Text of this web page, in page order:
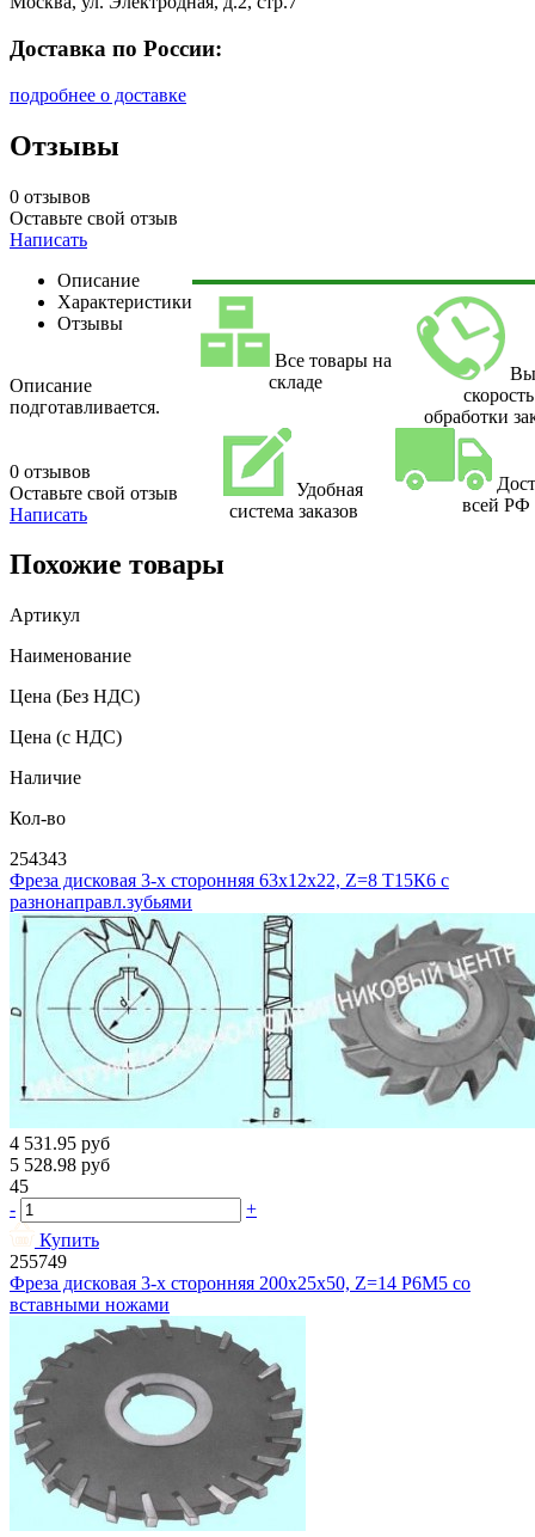
Доставка по России:
подробнее о доставке
Отзывы
0 отзывов
Оставьте свой отзыв
Написать
Описание
Характеристики
Отзывы
Описание
подготавливается.
0 отзывов
Оставьте свой отзыв
Написать
Все товары на
складе
скорость
обработки
Удобная
система заказов
всей РФ
Похожие товары
Артикул
Наименование
Цена (Без НДС)
Цена (с НДС)
Наличие
Кол-во
254343
Фреза дисковая 3-х сторонняя 63х12х22, Z=8 Т15К6 с
разнонаправл.зубьями
4 531.95 руб
5 528.98 руб
45
-
+
Купить
255749
Фреза дисковая 3-х сторонняя 200х25х50, Z=14 Р6М5 со
вставными ножами